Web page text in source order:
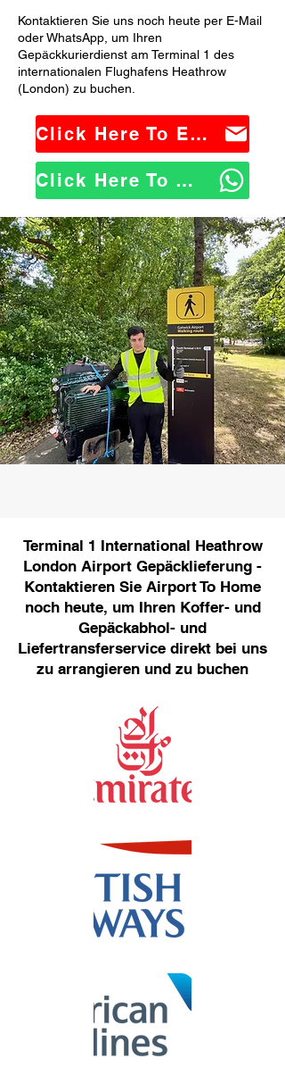
Kontaktieren Sie uns noch heute per E-Mail
oder WhatsApp, um Ihren
Gepäckkurierdienst am Terminal 1 des
internationalen Flughafens Heathrow
(London) zu buchen.
Click Here To Email Us
Click Here To WhatsApp Us
Terminal 1 International Heathrow
London Airport Gepäcklieferung -
Kontaktieren Sie Airport To Home
noch heute, um Ihren Koffer- und
Gepäckabhol- und
Liefertransferservice direkt bei uns
zu arrangieren und zu buchen